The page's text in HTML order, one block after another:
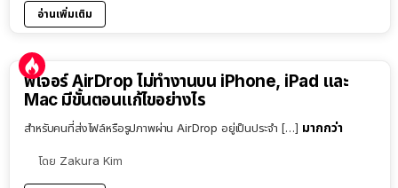
อ่านเพิ่มเติม
ฟีเจอร์ AirDrop ไม่ทำงานบน iPhone, iPad และ
Mac มีขั้นตอนแก้ไขอย่างไร
สำหรับคนที่ส่งไฟล์หรือรูปภาพผ่าน AirDrop อยู่เป็นประจำ […] มากกว่า
โดย Zakura Kim